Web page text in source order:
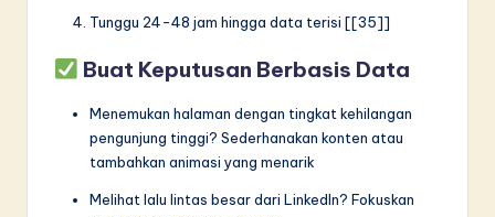
Tunggu 24-48 jam hingga data terisi [[35]]
Buat Keputusan Berbasis Data
Menemukan halaman dengan tingkat kehilangan
pengunjung tinggi? Sederhanakan konten atau
tambahkan animasi yang menarik
Melihat lalu lintas besar dari LinkedIn? Fokuskan